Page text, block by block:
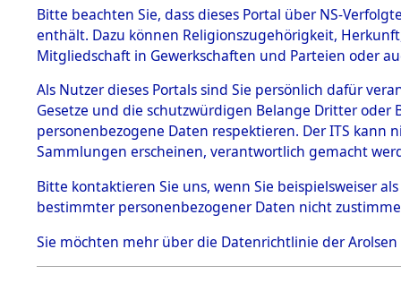
BESTÄNDE
1.
mente
5. Verschiedenes
5.3
Todesmärsche
5.3.1 Alliierte
Erhebungen
zu
Todesmärsch
en
5.3.2
Dead -
Branch -
Bitte beachten Sie, dass dieses Portal über NS-
enthält. Dazu können Religionszugehörigkeit,
Mitgliedschaft in Gewerkschaften und Parteien oder
Als Nutzer dieses Portals sind Sie persönlich dafür
Gesetze und die schutzwürdigen Belange Dritter
personenbezogene Daten respektieren. Der ITS
Sammlungen erscheinen, verantwortlich gemacht
Bitte kontaktieren Sie uns, wenn Sie beispielsweiser
bestimmter personenbezogener Daten nicht
Sie möchten mehr über die Datenrichtlinie der Arolsen